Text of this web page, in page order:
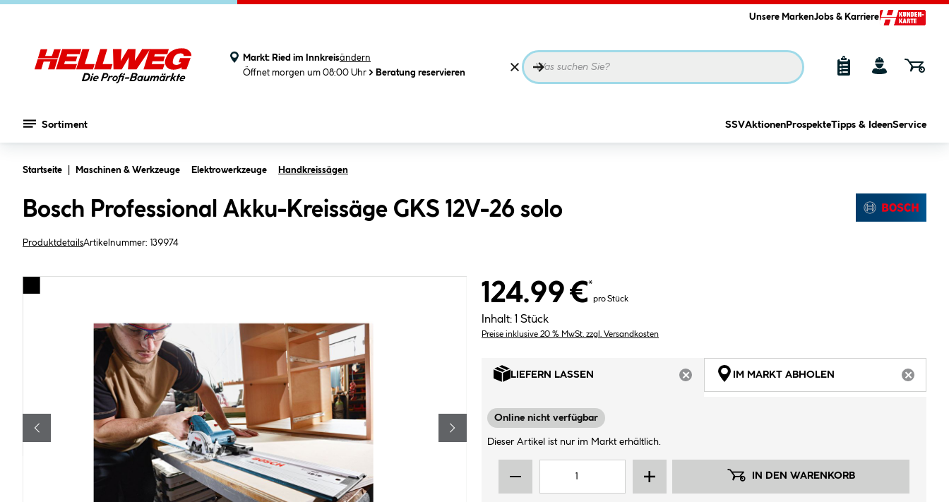
Unsere MarkenJobs & Karriere
Markt: Ried im Innkreisändern
Öffnet morgen um 08:00 Uhr
Beratung reservieren
Sortiment SSVAktionen ProspekteTipps & IdeenService
Startseite Maschinen & Werkzeuge Elektrowerkzeuge Handkreissägen
Bosch Professional Akku-Kreissäge GKS 12V-26 solo
ProduktdetailsArtikelnummer: 139974
124.99 €*
pro Stück
Inhalt: 1 Stück
Preise inklusive 20 % MwSt. zzgl. Versandkosten
LIEFERN LASSEN
ARTIKEL NICHT VERFÜGBAR
IM MARKT ABHOLEN
Online nicht verfügbar
Dieser Artikel ist nur im Markt erhältlich.
IN DEN WARENKORB